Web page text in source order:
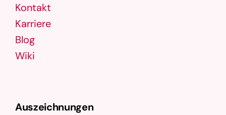
Kontakt
Karriere
Blog
Wiki
Auszeichnungen